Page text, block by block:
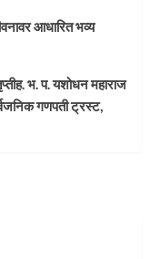
आधारित भव्य
भ. प. यशोधन महाराज
गणपती ट्रस्ट,